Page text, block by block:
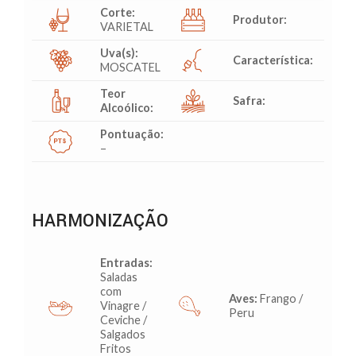
Corte:
VARIETAL
Produtor:
Uva(s):
MOSCATEL
Característica:
Teor
Alcoólico:
Safra:
Pontuação:
–
HARMONIZAÇÃO
Entradas:
Saladas
com
Vinagre /
Ceviche /
Salgados
Fritos
Aves: Frango /
Peru